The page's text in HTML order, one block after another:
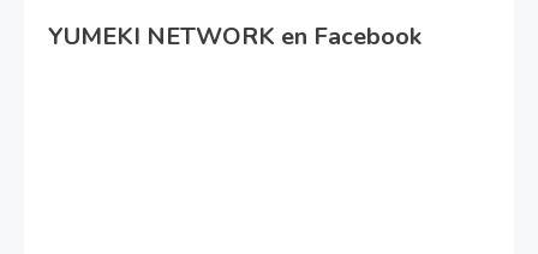
YUMEKI NETWORK en Facebook